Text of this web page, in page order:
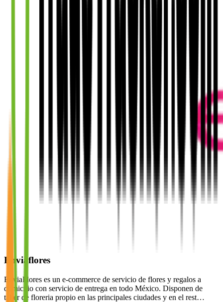
Enviaflores
EnviaFlores es un e-commerce de servicio de flores y regalos a
domicilio con servicio de entrega en todo México. Disponen de
taller de floreria propio en las principales ciudades y en el rest…